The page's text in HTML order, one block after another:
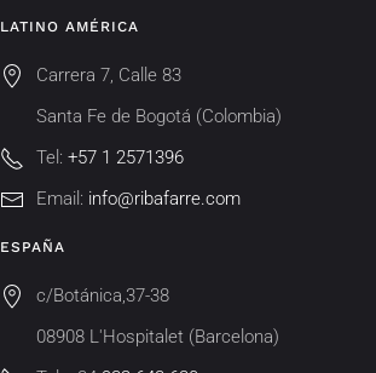
LATINO AMÉRICA
Carrera 7, Calle 83
Santa Fe de Bogotá (Colombia)
Tel: +57 1 2571396
Email: info@ribafarre.com
ESPAÑA
c/Botánica,37-38
08908 L'Hospitalet (Barcelona)